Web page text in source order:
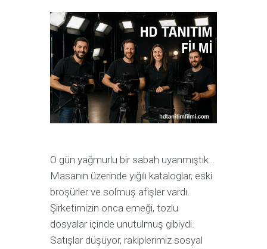
O gün yağmurlu bir sabah uyanmıştık…
Masanın üzerinde yığılı kataloglar, eski
broşürler ve solmuş afişler vardı.
Şirketimizin onca emeği, tozlu
dosyalar içinde unutulmuş gibiydi.
Satışlar düşüyor, rakiplerimiz sosyal